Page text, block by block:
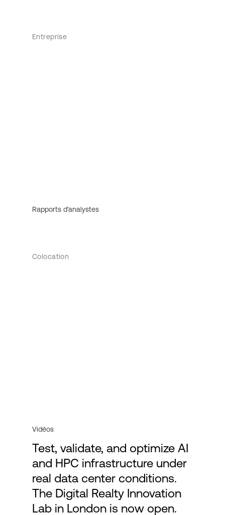
Entreprise
Rapports d’analystes
Colocation
Vidéos
Test, validate, and optimize AI
and HPC infrastructure under
real data center conditions.
The Digital Realty Innovation
Lab in London is now open.